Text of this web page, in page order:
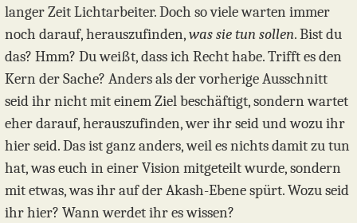
langer Zeit Lichtarbeiter. Doch so viele warten immer
noch darauf, herauszufinden,was sie tun sollen. Bist du
das? Hmm? Du weißt, dass ich Recht habe. Trifft es den
Kern der Sache? Anders als der vorherige Ausschnitt
seid ihr nicht mit einem Ziel beschäftigt, sondern wartet
eher darauf, herauszufinden, wer ihr seid und wozu ihr
hier seid. Das ist ganz anders, weil es nichts damit zu tun
hat, was euch in einer Vision mitgeteilt wurde, sondern
mit etwas, was ihr auf der Akash-Ebene spürt. Wozu seid
ihr hier? Wann werdet ihr es wissen?